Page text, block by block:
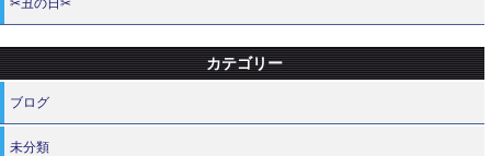
✂丑の日✂
カテゴリー
ブログ
未分類